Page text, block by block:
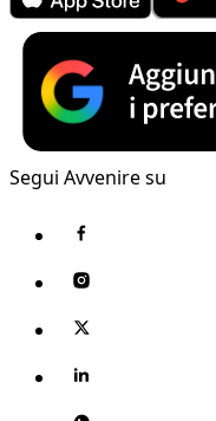
Segui Avvenire su